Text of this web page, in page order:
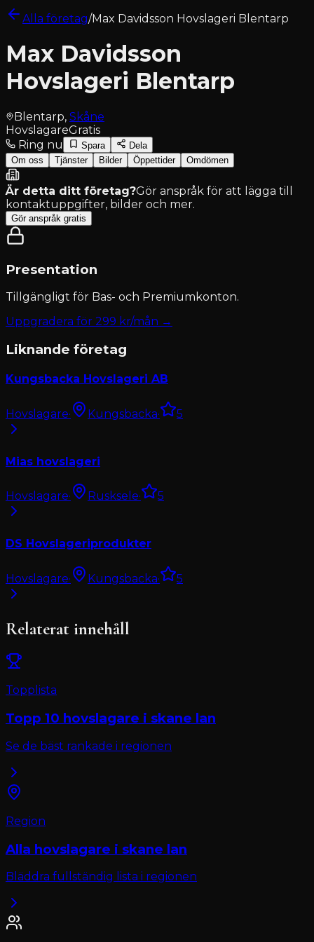
Alla företag/Max Davidsson Hovslageri Blentarp
Max Davidsson
Hovslageri Blentarp
Blentarp, Skåne
HovslagareGratis
Ring nu
Spara
Dela
Om oss
Tjänster Bilder Öppettider Omdömen
Är detta ditt företag?Gör anspråk för att lägga till
kontaktuppgifter, bilder och mer.
Gör anspråk gratis
Presentation
Tillgängligt för Bas- och Premiumkonton.
Uppgradera för 299 kr/mån →
Liknande företag
Kungsbacka Hovslageri AB
Hovslagare· Kungsbacka· 5
Mias hovslageri
Hovslagare· Rusksele· 5
DS Hovslageriprodukter
Hovslagare· Kungsbacka· 5
Relaterat innehåll
Topplista
Topp 10 hovslagare i skane lan
Se de bäst rankade i regionen
Region
Alla hovslagare i skane lan
Bläddra fullständig lista i regionen